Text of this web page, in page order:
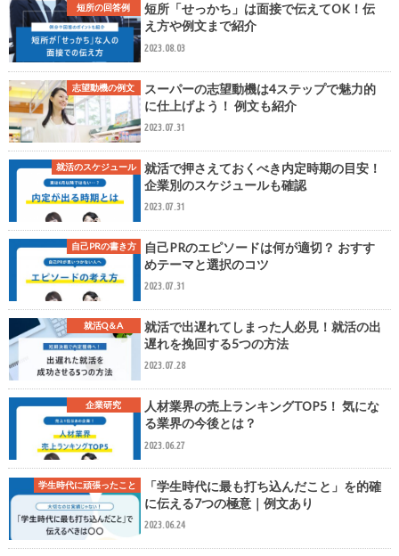
短所の回答例
短所「せっかち」は面接で伝えてOK！伝
え方や例文まで紹介
2023.08.03
志望動機の例文
スーパーの志望動機は4ステップで魅力的
に仕上げよう！ 例文も紹介
2023.07.31
就活のスケジュール
就活で押さえておくべき内定時期の目安！
企業別のスケジュールも確認
2023.07.31
自己PRの書き方
自己PRのエピソードは何が適切？ おすす
めテーマと選択のコツ
2023.07.31
就活Q＆A
就活で出遅れてしまった人必見！就活の出
遅れを挽回する5つの方法
2023.07.28
企業研究
人材業界の売上ランキングTOP5！ 気にな
る業界の今後とは？
2023.06.27
学生時代に頑張ったこと
「学生時代に最も打ち込んだこと」を的確
に伝える7つの極意｜例文あり
2023.06.24